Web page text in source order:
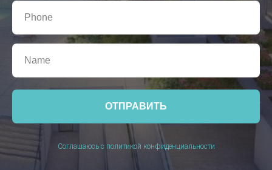
ОТПРАВИТЬ
Соглашаюсь с политикой конфиденциальности